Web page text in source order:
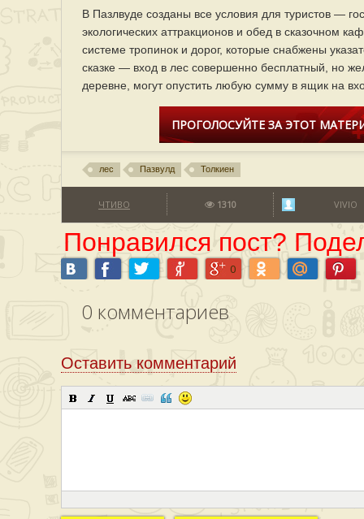
В Пазлвуде созданы все условия для туристов —
экологических аттракционов и обед в сказочном
системе тропинок и дорог, которые снабжены
сказке — вход в лес совершенно бесплатный, но
деревне, могут опустить любую сумму в ящик на
ПРОГОЛОСУЙТЕ ЗА ЭТОТ
лес Пазвулд Толкиен
ЧТИВО 1310 VIVIO
Понравился пост?
0
0 комментариев
Оставить комментарий